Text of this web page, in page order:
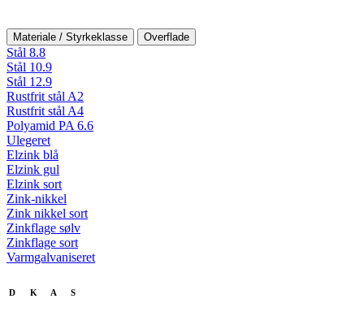
Materiale / Styrkeklasse Overflade
Stål 8.8
Stål 10.9
Stål 12.9
Rustfrit stål A2
Rustfrit stål A4
Polyamid PA 6.6
Ulegeret
Elzink blå
Elzink gul
Elzink sort
Zink-nikkel
Zink nikkel sort
Zinkflage sølv
Zinkflage sort
Varmgalvaniseret
D K A S